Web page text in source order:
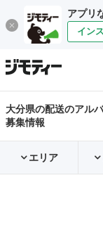
アプリ
イン
大分県の配送のアル
募集情報
エリア